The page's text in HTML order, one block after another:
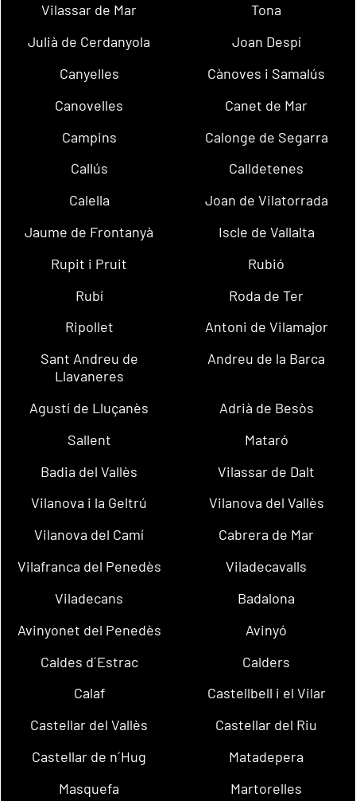
Vilassar de Mar
Tona
Julià de Cerdanyola
Joan Despí
Canyelles
Cànoves i Samalús
Canovelles
Canet de Mar
Campins
Calonge de Segarra
Callús
Calldetenes
Calella
Joan de Vilatorrada
Jaume de Frontanyà
Iscle de Vallalta
Rupit i Pruit
Rubió
Rubí
Roda de Ter
Ripollet
Antoni de Vilamajor
Sant Andreu de
Llavaneres
Andreu de la Barca
Agustí de Lluçanès
Adrià de Besòs
Sallent
Mataró
Badia del Vallès
Vilassar de Dalt
Vilanova i la Geltrú
Vilanova del Vallès
Vilanova del Camí
Cabrera de Mar
Vilafranca del Penedès
Viladecavalls
Viladecans
Badalona
Avinyonet del Penedès
Avinyó
Caldes d´Estrac
Calders
Calaf
Castellbell i el Vilar
Castellar del Vallès
Castellar del Riu
Castellar de n´Hug
Matadepera
Masquefa
Martorelles